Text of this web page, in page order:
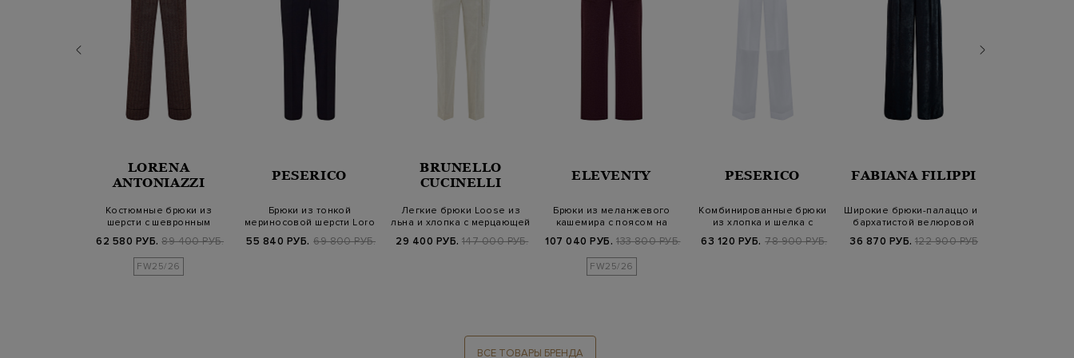
LORENA
ANTONIAZZI
Костюмные брюки из
шерсти с шевронным
62 580 РУБ. 89 400 РУБ.
FW25/26
PESERICO
Брюки из тонкой
мериносовой шерсти Loro
55 840 РУБ. 69 800 РУБ.
BRUNELLO
CUCINELLI
Легкие брюки Loose из
льна и хлопка с мерцающей
29 400 РУБ. 147 000 РУБ.
ELEVENTY
Брюки из меланжевого
кашемира с поясом на
107 040 РУБ. 133 800 РУБ.
FW25/26
PESERICO
Комбинированные брюки
из хлопка и шелка с
63 120 РУБ. 78 900 РУБ.
FABIANA FILIPPI
Широкие брюки-палаццо из
бархатистой велюровой
36 870 РУБ. 122 900 РУБ.
ВСЕ ТОВАРЫ БРЕНДА